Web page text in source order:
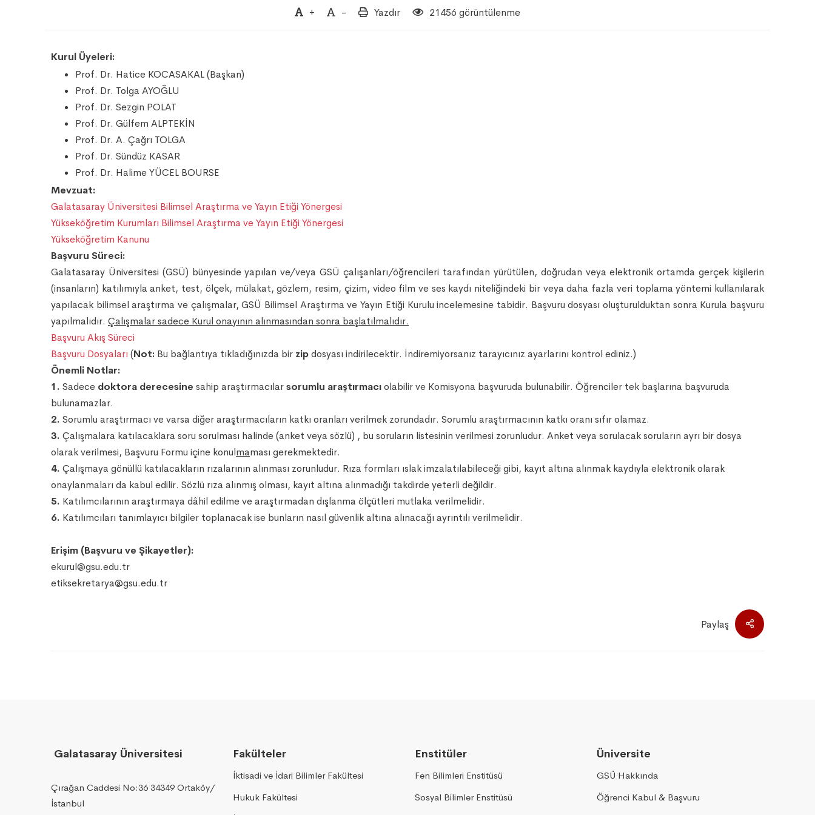
+ - Yazdır 21456 görüntülenme
Kurul Üyeleri:
Prof. Dr. Hatice KOCASAKAL (Başkan)
Prof. Dr. Tolga AYOĞLU
Prof. Dr. Sezgin POLAT
Prof. Dr. Gülfem ALPTEKİN
Prof. Dr. A. Çağrı TOLGA
Prof. Dr. Sündüz KASAR
Prof. Dr. Halime YÜCEL BOURSE
Mevzuat:
Galatasaray Üniversitesi Bilimsel Araştırma ve Yayın Etiği Yönergesi
Yükseköğretim Kurumları Bilimsel Araştırma ve Yayın Etiği Yönergesi
Yükseköğretim Kanunu
Başvuru Süreci:
Galatasaray Üniversitesi (GSÜ) bünyesinde yapılan ve/veya GSÜ çalışanları/öğrencileri tarafından yürütülen, doğrudan veya elektronik ortamda gerçek kişilerin
(insanların) katılımıyla anket, test, ölçek, mülakat, gözlem, resim, çizim, video film ve ses kaydı niteliğindeki bir veya daha fazla veri toplama yöntemi kullanılarak
yapılacak bilimsel araştırma ve çalışmalar, GSÜ Bilimsel Araştırma ve Yayın Etiği Kurulu incelemesine tabidir. Başvuru dosyası oluşturulduktan sonra Kurula başvuru
yapılmalıdır. Çalışmalar sadece Kurul onayının alınmasından sonra başlatılmalıdır.
Başvuru Akış Süreci
Başvuru Dosyaları (Not: Bu bağlantıya tıkladığınızda bir zipdosyası indirilecektir. İndiremiyorsanız tarayıcınız ayarlarını kontrol ediniz.)
Önemli Notlar:
1. Sadece doktora derecesine sahip araştırmacılarsorumlu araştırmacıolabilir ve Komisyona başvuruda bulunabilir. Öğrenciler tek başlarına başvuruda
bulunamazlar.
2. Sorumlu araştırmacı ve varsa diğer araştırmacıların katkı oranları verilmek zorundadır. Sorumlu araştırmacının katkı oranı sıfır olamaz.
3. Çalışmalara katılacaklara soru sorulması halinde (anket veya sözlü) , bu soruların listesinin verilmesi zorunludur. Anket veya sorulacak soruların ayrı bir dosya
olarak verilmesi, Başvuru Formu içine konulmaması gerekmektedir.
4. Çalışmaya gönüllü katılacakların rızalarının alınması zorunludur. Rıza formları ıslak imzalatılabileceği gibi, kayıt altına alınmak kaydıyla elektronik olarak
onaylanmaları da kabul edilir. Sözlü rıza alınmış olması, kayıt altına alınmadığı takdirde yeterli değildir.
5. Katılımcılarının araştırmaya dâhil edilme ve araştırmadan dışlanma ölçütleri mutlaka verilmelidir.
6. Katılımcıları tanımlayıcı bilgiler toplanacak ise bunların nasıl güvenlik altına alınacağı ayrıntılı verilmelidir.
Erişim (Başvuru ve Şikayetler):
ekurul@gsu.edu.tr
etiksekretarya@gsu.edu.tr
Paylaş
Galatasaray Üniversitesi
Çırağan Caddesi No:36 34349 Ortaköy/
İstanbul
Fakülteler
İktisadi ve İdari Bilimler Fakültesi
Hukuk Fakültesi
Enstitüler
Fen Bilimleri Enstitüsü
Sosyal Bilimler Enstitüsü
Üniversite
GSÜ Hakkında
Öğrenci Kabul & Başvuru